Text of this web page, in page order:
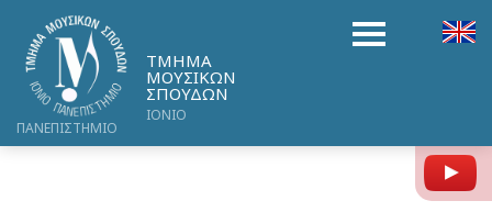
ΤΜΗΜΑ
ΜΟΥΣΙΚΩΝ
ΣΠΟΥΔΩΝ
ΙΟΝΙΟ
ΠΑΝΕΠΙΣΤΗΜΙΟ